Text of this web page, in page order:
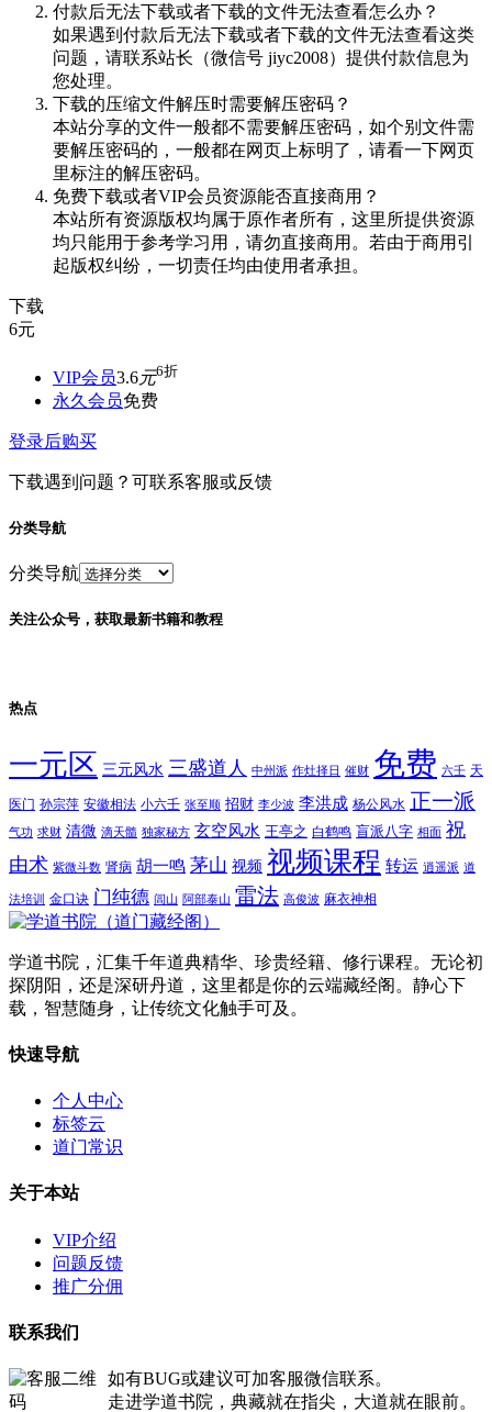
付款后无法下载或者下载的文件无法查看怎么办？
如果遇到付款后无法下载或者下载的文件无法查看这类
问题，请联系站长（微信号 jiyc2008）提供付款信息为
您处理。
下载的压缩文件解压时需要解压密码？
本站分享的文件一般都不需要解压密码，如个别文件需
要解压密码的，一般都在网页上标明了，请看一下网页
里标注的解压密码。
免费下载或者VIP会员资源能否直接商用？
本站所有资源版权均属于原作者所有，这里所提供资源
均只能用于参考学习用，请勿直接商用。若由于商用引
起版权纠纷，一切责任均由使用者承担。
下载
6元
VIP会员3.6元6折
永久会员免费
登录后购买
下载遇到问题？可联系客服或反馈
分类导航
分类导航
关注公众号，获取最新书籍和教程
热点
一元区 三元风水 三盛道人 中州派 作灶择日 催财 免费 六壬 天
医门 孙宗萍 安徽相法 小六壬 张至顺 招财 李少波 李洪成 杨公风水 正一派
气功 求财 清微 滴天髓 独家秘方 玄空风水 王亭之 白鹤鸣 盲派八字 相面 祝
由术 紫微斗数 肾病 胡一鸣 茅山 视频 视频课程 转运 逍遥派 道
法培训 金口诀 门纯德 闾山 阿部泰山 雷法 高俊波 麻衣神相
学道书院，汇集千年道典精华、珍贵经籍、修行课程。无论初
探阴阳，还是深研丹道，这里都是你的云端藏经阁。静心下
载，智慧随身，让传统文化触手可及。
快速导航
个人中心
标签云
道门常识
关于本站
VIP介绍
问题反馈
推广分佣
联系我们
如有BUG或建议可加客服微信联系。
走进学道书院，典藏就在指尖，大道就在眼前。